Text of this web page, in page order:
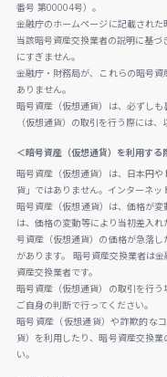
番号 第00004号）。
金融庁のホームページに記載された
当該暗号資産交換業者の説明に基
にすぎません。
金融庁・財務局が、これらの暗号
ありません。
暗号資産（仮想通貨）は、必ずし
（仮想通貨）の取引を行う際には
＜暗号資産（仮想通貨）を利用する
暗号資産（仮想通貨）は、日本円
貨」ではありません。インターネッ
暗号資産（仮想通貨）は、価格が
は、価格の変動等により当初差入
号資産（仮想通貨）の価格が急落
があります。 暗号資産交換業者は
資産交換業者です。
暗号資産（仮想通貨）の取引を行う
ご自身の判断で行ってください。
暗号資産（仮想通貨）や詐欺的な
貨）を利用したり、暗号資産交換
い。